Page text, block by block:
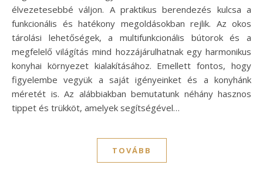
élvezetesebbé váljon. A praktikus berendezés kulcsa a
funkcionális és hatékony megoldásokban rejlik. Az okos
tárolási lehetőségek, a multifunkcionális bútorok és a
megfelelő világítás mind hozzájárulhatnak egy harmonikus
konyhai környezet kialakításához. Emellett fontos, hogy
figyelembe vegyük a saját igényeinket és a konyhánk
méretét is. Az alábbiakban bemutatunk néhány hasznos
tippet és trükköt, amelyek segítségével…
TOVÁBB